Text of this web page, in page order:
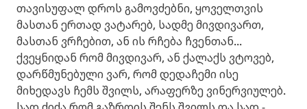
თავისუფალ დროს გამოვძებნი, ყოველთვის
მასთან ერთად ვატარებ, სადმე მივდივართ,
მასთან ვრჩებით, ან ის რჩება ჩვენთან...
ქვეყნიდან რომ მივდივარ, ან ქალაქს ვტოვებ,
დარწმუნებული ვარ, რომ დედაჩემი ისე
მიხედავს ჩემს შვილს, არაფერზე ვინერვიულებ.